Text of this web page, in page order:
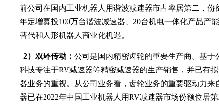
前公司在国内工业机器人用谐波减速器市占率居第二，份
年定增募投100万台谐波减速器、20台机电一体化产品产
替代和人形机器人商业化机遇。
2）双环传动： 公司是国内精密齿轮的重要生产商。基
科技专注于RV减速器等精密减速器的生产销售，并已有
器业务的重视。从公司业务看，齿轮业务的重要驱动力
器已在2022年中国工业机器人用RV减速器市场份额位居